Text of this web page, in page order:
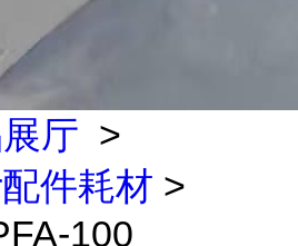
厅 >
件耗材 >
100